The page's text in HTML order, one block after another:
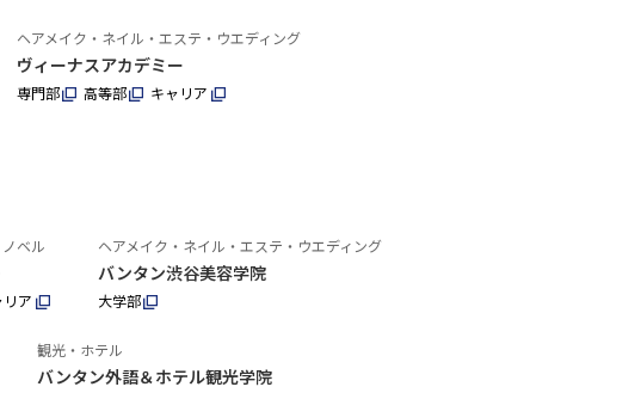
ヘアメイク・ネイル・エステ・ウエディング
ヴィーナスアカデミー
専門部 高等部 キャリア
ベル
リア
ヘアメイク・ネイル・エステ・ウエディング
バンタン渋谷美容学院
大学部
観光・ホテル
バンタン外語＆ホテル観光学院